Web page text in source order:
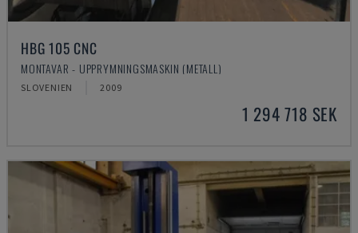
HBG 105 CNC
MONTAVAR - UPPRYMNINGSMASKIN (METALL)
SLOVENIEN 2009
1 294 718 SEK